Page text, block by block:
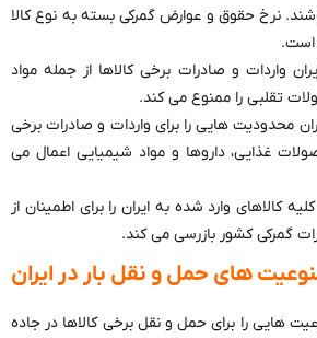
نرخ حقوق و عوارض گمرکی بسته به نوع کالا
است.
واردات و صادرات برخی کالاها از جمله مواد
تقلبی را ممنوع می کند.
محدودیت هایی را برای واردات و صادرات برخی
غذایی، داروها و مواد شیمیایی اعمال می
IRICA کلیه کالاهای وارد شده به ایران را برای اطمینان از
گمرکی کشور بازرسی می کند.
های حمل و نقل بار در ایران
هایی را برای حمل و نقل برخی کالاها در جاده